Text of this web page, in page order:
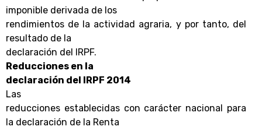
imponible derivada de los
rendimientos de la actividad agraria, y por tanto, del
resultado de la
declaración del IRPF.
Reducciones en la
declaración del IRPF 2014
Las
reducciones establecidas con carácter nacional para
la declaración de la Renta